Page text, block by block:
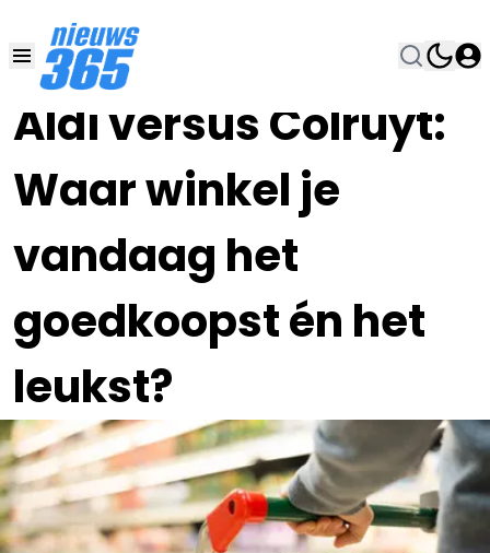
Aldi versus Colruyt:
Waar winkel je
vandaag het
goedkoopst én het
leukst?
18 JAN , 20:00•